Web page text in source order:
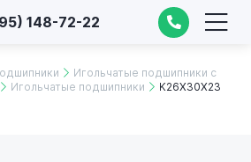
148-72-22
Игольчатые подшипники с
Игольчатые подшипники
K26X30X23